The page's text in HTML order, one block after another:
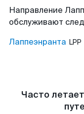
Направление
обслуживают
Лаппеэнранта LPP
Часто